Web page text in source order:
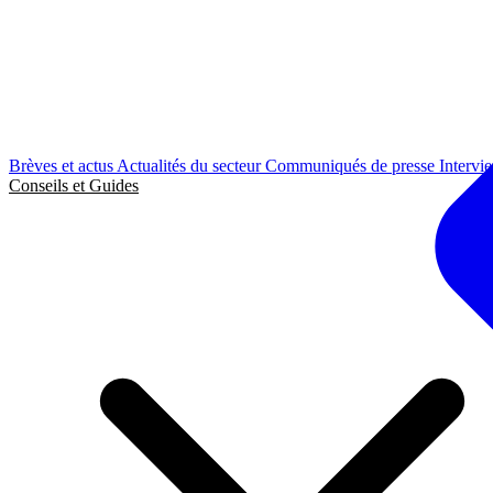
Brèves et actus Actualités du secteurCommuniqués de presse
Conseils et Guides